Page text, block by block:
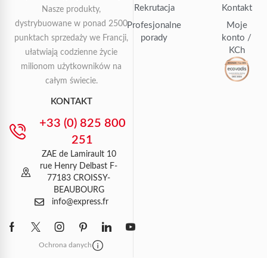
Nasze produkty,
dystrybuowane w ponad 2500
punktach sprzedaży we Francji,
ułatwiają codzienne życie
milionom użytkowników na
całym świecie.
KONTAKT
+33 (0) 825 800
251
ZAE de Lamirault 10
rue Henry Delbast F-
77183 CROISSY-
BEAUBOURG
info@express.fr
Ochrona danych
Rekrutacja
Profesjonalne
porady
Kontakt
Moje
konto /
KCh